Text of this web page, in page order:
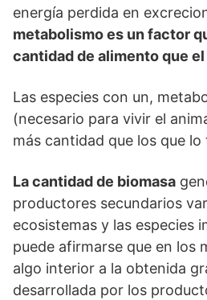
energía perdida en
metabolismo es un factor
cantidad de alimento que
Las especies con un,
(necesario para vivir el
más cantidad que los que lo
La cantidad de biomasa
productores secundarios
ecosistemas y las especies
puede afirmarse que en los
algo interior a la obtenida
desarrollada por los